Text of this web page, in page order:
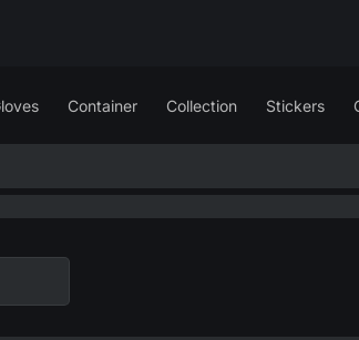
Container Collection Stickers